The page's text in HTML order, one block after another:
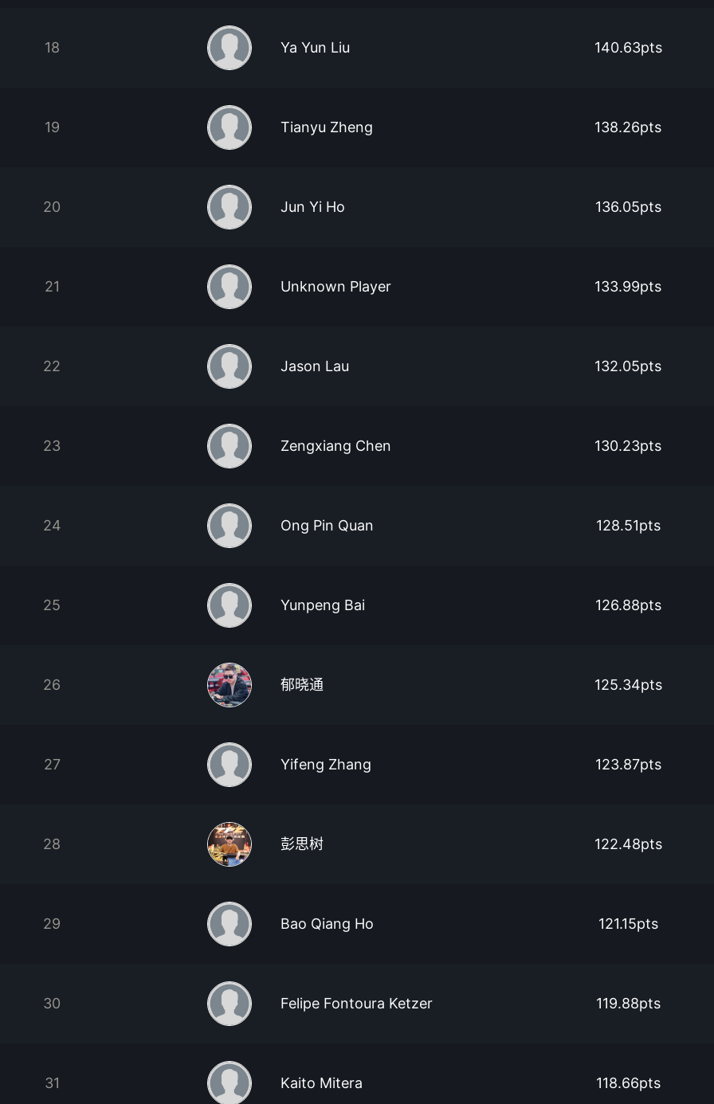
18 Ya Yun Liu 140.63pts
19 Tianyu Zheng 138.26pts
20 Jun Yi Ho 136.05pts
21 Unknown Player 133.99pts
22 Jason Lau 132.05pts
23 Zengxiang Chen 130.23pts
24 Ong Pin Quan 128.51pts
25 Yunpeng Bai 126.88pts
26 郁晓通 125.34pts
27 Yifeng Zhang 123.87pts
28 彭思树 122.48pts
29 Bao Qiang Ho 121.15pts
30 Felipe Fontoura Ketzer 119.88pts
31 Kaito Mitera 118.66pts